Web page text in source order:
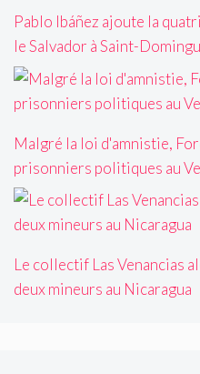
Pablo Ibáñez ajoute la
le Salvador à Saint-
Malgré la loi d'amnistie,
prisonniers politiques au
Le collectif Las Venancias
deux mineurs au Nicaragua